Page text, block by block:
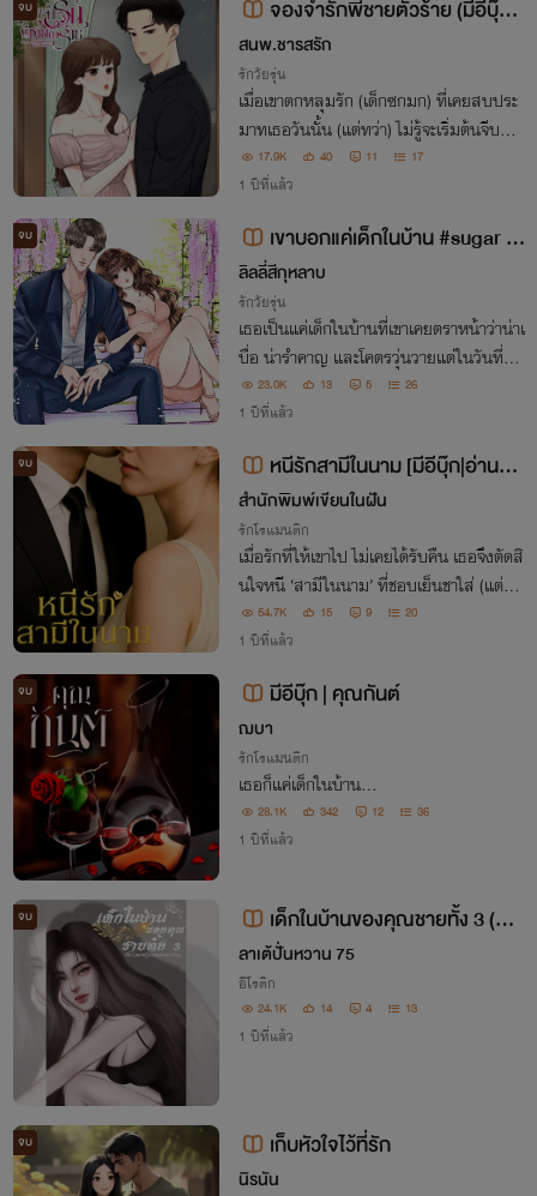
จบ
จองจำรักพี่ชายตัวร้าย (มีอีบุ๊ก|
อ่านฟรี)
สนพ.ชารสรัก
รักวัยรุ่น
เมื่อเขาตกหลุมรัก (เด็กซกมก) ที่เคยสบประ
มาทเธอวันนั้น (แต่ทว่า) ไม่รู้จะเริ่มต้นจีบยังไ
งดี ก็เลยแกล้งเมาแล้วจับเธอปล้ำซะเลย!
17.9K 40 11 17
1 ปีที่แล้ว
จบ
เขาบอกแค่เด็กในบ้าน #sugar d
addy (มีอีบุ๊ก)
ลิลลี่สีกุหลาบ
รักวัยรุ่น
เธอเป็นแค่เด็กในบ้านที่เขาเคยตราหน้าว่าน่าเ
บื่อ น่ารำคาญ และโคตรวุ่นวายแต่ในวันที่กลั
บมาเจอกันอีกครั้งหลังผ่านไปหลายปี เขากลั
บมาปรากฏต่อหน้า พร้อมกับพฤติกรรมแป
23.0K 13 5 26
1 ปีที่แล้ว
จบ
หนีรักสามีในนาม [มีอีบุ๊ก|อ่านฟร
ี]
สำนักพิมพ์เขียนในฝัน
รักโรแมนติก
เมื่อรักที่ให้เขาไป ไม่เคยได้รับคืน เธอจึงตัดสิ
นใจหนี ‘สามีในนาม’ ที่ชอบเย็นชาใส่ (แต่ทว่
า) เขากลับดันมาตามง้อเธอเช้าเย็นเลยซะงั้
น!!
54.7K 15 9 20
1 ปีที่แล้ว
จบ มีอีบุ๊ก | คุณกันต์
ฌบา
รักโรแมนติก
เธอก็แค่เด็กในบ้าน...
28.1K 342 12 36
1 ปีที่แล้ว
จบ
เด็กในบ้านของคุณชายทั้ง 3 (อ่า
นฟรีจนจบ) SM/4P
ลาเต้ปั่นหวาน 75
อีโรติก
24.1K 14 4 13
1 ปีที่แล้ว
จบ เก็บหัวใจไว้ที่รัก
นิรนัน